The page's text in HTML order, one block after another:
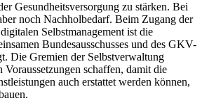
Gesundheitsversorgung zu stärken. Bei
noch Nachholbedarf. Beim Zugang der
Selbstmanagement ist die
Bundesausschusses und des GKV-
Die Gremien der Selbstverwaltung
Voraussetzungen schaffen, damit die
auch erstattet werden können,